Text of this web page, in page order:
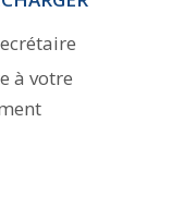
à votre